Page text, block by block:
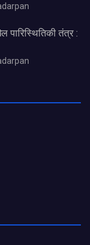
पारिस्थितिकी तंत्र :